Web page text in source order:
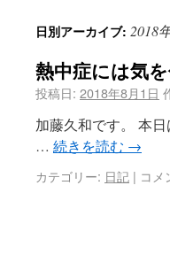
日別アーカイブ: 2018
熱中症には気
投稿日: 2018年8月1日
加藤久和です。 本
… 続きを読む →
カテゴリー: 日記 | コメ